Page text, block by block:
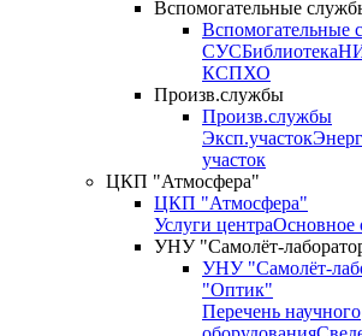
Вспомогательные
Вспомогательные
СУСБиблиотека
КСПХО
Произв.службы
Произв.службы
Эксп.участок
участок
ЦКП "Атмосфера"
ЦКП "Атмосфера"
Услуги центраОсновное
УНУ "Самолёт-
УНУ "Самолёт-
"Оптик"
Перечень научного